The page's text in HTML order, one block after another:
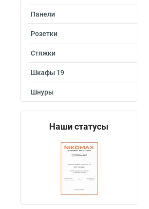
Панели
Розетки
Стяжки
Шкафы 19
Шнуры
Наши статусы